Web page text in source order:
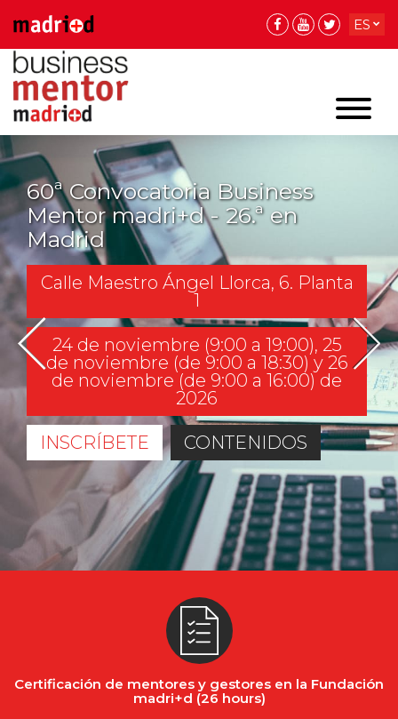
ES
EN
60ª Convocatoria Business
Mentor madri+d - 26.ª en
Madrid
Calle Maestro Ángel Llorca, 6. Planta
1
24 de noviembre (9:00 a 19:00), 25
de noviembre (de 9:00 a 18:30) y 26
de noviembre (de 9:00 a 16:00) de
2026
INSCRÍBETE CONTENIDOS
Certificación de mentores y gestores en la Fundación
madri+d (26 hours)